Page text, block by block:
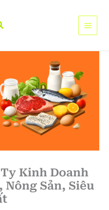
Kinh Doanh
Nông Sản, Siêu